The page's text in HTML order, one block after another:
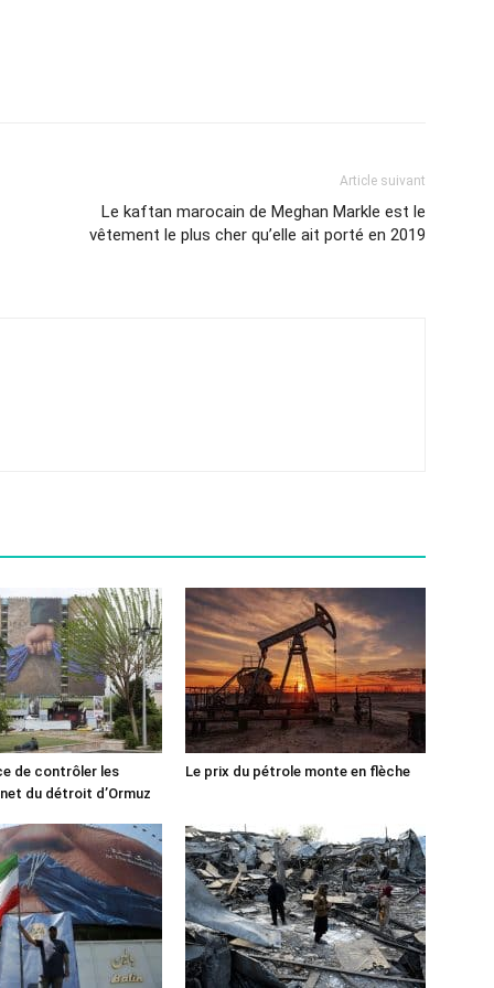
Article suivant
Le kaftan marocain de Meghan Markle est le
vêtement le plus cher qu’elle ait porté en 2019
de contrôler les
du détroit d’Ormuz
Le prix du pétrole monte en flèche